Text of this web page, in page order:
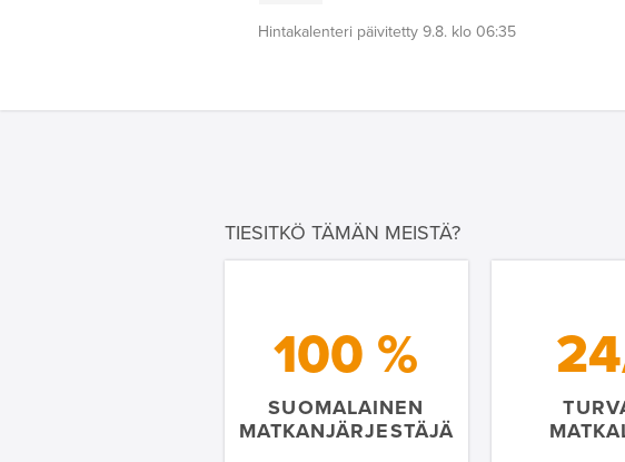
Hintakalenteri päivitetty 9.8. klo 06:35
TIESITKÖ TÄMÄN MEISTÄ?
100 %
SUOMALAINEN
MATKANJÄRJESTÄJÄ